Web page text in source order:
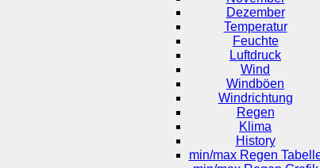
Dezember
Temperatur
Feuchte
Luftdruck
Wind
Windböen
Windrichtung
Regen
Klima
History
min/max Regen